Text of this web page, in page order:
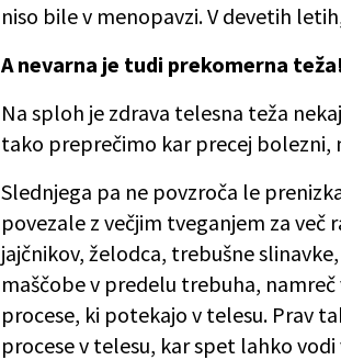
niso bile v menopavzi. V devetih
A nevarna je tudi prekomerna teža!
Na sploh je zdrava telesna teža
tako preprečimo kar precej bolezni,
Slednjega pa ne povzroča le
povezale z večjim tveganjem za
jajčnikov, želodca, trebušne
maščobe v predelu trebuha,
procese, ki potekajo v telesu. Prav
procese v telesu, kar spet lahko